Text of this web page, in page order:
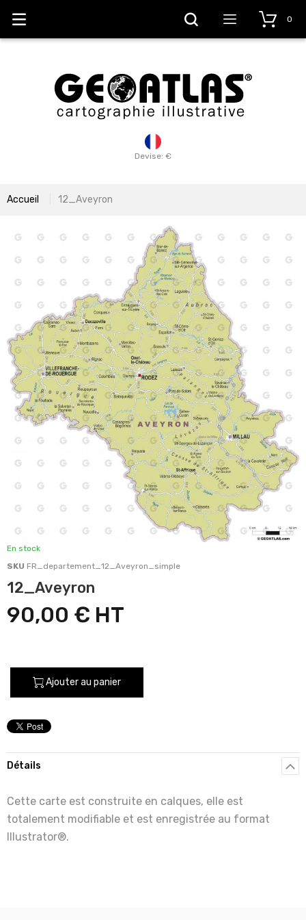
Devise: €
0
Accueil 12_Aveyron
En stock
SKU FR_departement_12_Aveyron_simple
12_Aveyron
90,00 €
Ajouter au panier
Détails
Cette carte est construite en calques, elle est
totalement modifiable et est enregistrée au format
Illustrator®.